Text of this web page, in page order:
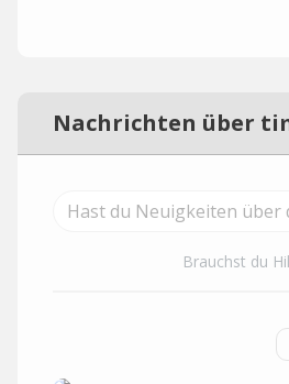
Nachrichten über
Brauchst du